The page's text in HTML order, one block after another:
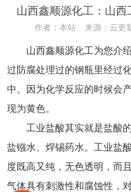
山西鑫顺源化工：山西
作者： 本站 来源： 云更
山西鑫顺源化工为您介绍
过防腐处理过的钢瓶里经过
中。因为化学反应的时候会
现为黄色。
工业盐酸其实就是盐酸
盐镪水、焊锡药水。工业盐
度既高又纯，无色透明，而
气体具有刺激性和腐蚀性，